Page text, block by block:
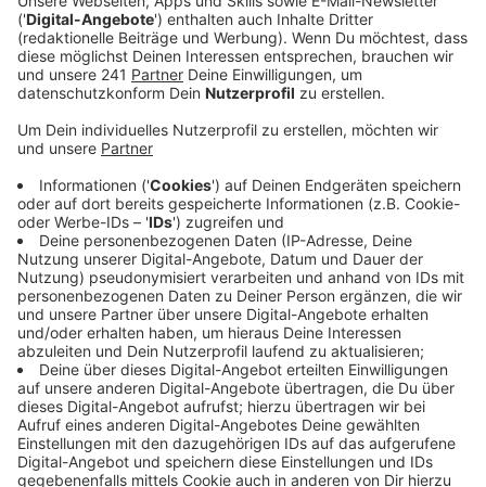
Die Jungs haben ein neues Album. Dafür konnten sie
diesmal nicht nach Kuba wie bei dem davor. Das neue
ist nämlich in diesen "turbulenten" Zeiten entstanden –
daher auch der Name des Albums: "Turbulento". "No
Definitiv was für die heimische Tanzfläche, die kleine
private Sommerparty im eigenen Garten. Obwohl, es
geht in dem Song um den Wunsch nach dem
gemeinsamen Rausgehen, dass man eben nicht mehr
alleine sein will.
Anzeige